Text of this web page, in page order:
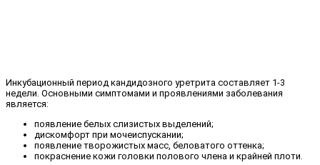
Инкубационный период кандидозного уретрита составляет 1-3
недели. Основными симптомами и проявлениями заболевания
является:
появление белых слизистых выделений;
дискомфорт при мочеиспускании;
появление творожистых масс, беловатого оттенка;
покраснение кожи головки полового члена и крайней плоти.